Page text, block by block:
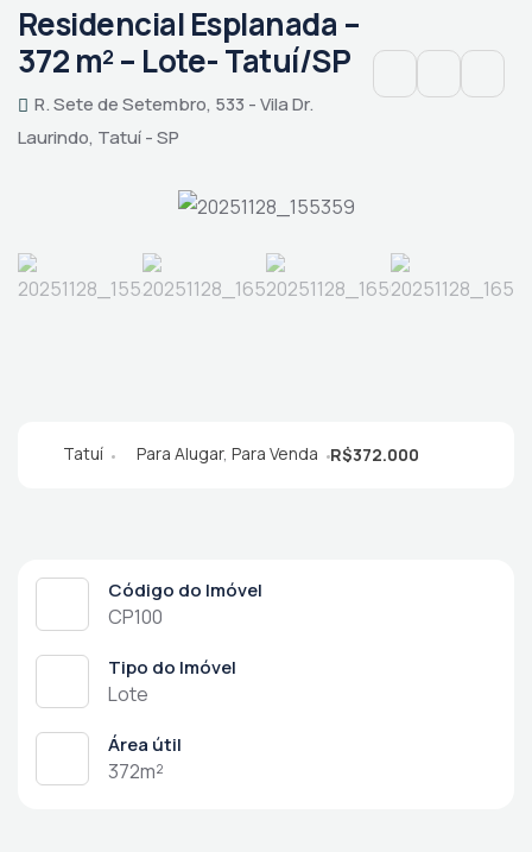
Residencial Esplanada –
372 m² – Lote- Tatuí/SP
R. Sete de Setembro, 533 - Vila Dr.
Laurindo, Tatuí - SP
Tatuí Para Alugar, Para Venda R$372.000
Código do Imóvel
CP100
Tipo do Imóvel
Lote
Área útil
372m²